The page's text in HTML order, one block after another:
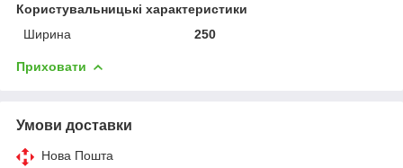
Користувальницькі характеристики
Ширина
250
Приховати
Умови доставки
Нова Пошта